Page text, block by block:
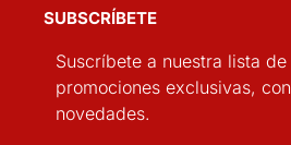
SUBSCRÍBETE
Suscríbete a nuestra lista
promociones exclusivas,
novedades.